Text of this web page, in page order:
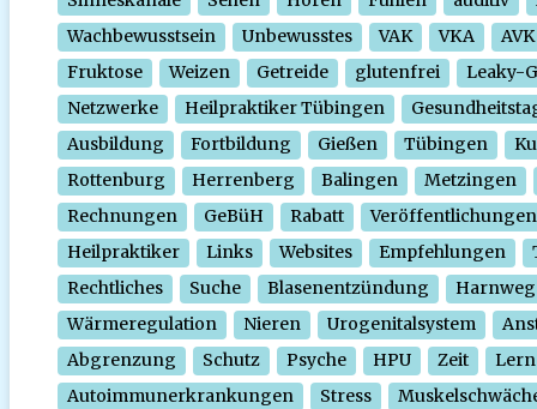
Wachbewusstsein
Unbewusstes VAK VKA
AVK
Fruktose
Weizen Getreide glutenfrei
Leaky-
Netzwerke
Heilpraktiker Tübingen
Ausbildung
Fortbildung Gießen Tübingen
Rottenburg
Herrenberg Balingen
Metzingen
Rechnungen
GeBüH Rabatt
Veröffentlichungen
Heilpraktiker
Links Websites Empfehlungen
Rechtliches
Suche Blasenentzündung
Wärmeregulation
Nieren Urogenitalsystem
Abgrenzung
Schutz Psyche HPU Zeit
Autoimmunerkrankungen
Stress